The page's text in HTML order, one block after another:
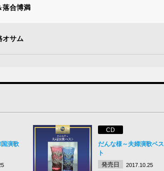
落合博満
オサム
演歌
CD
だんな様～夫婦演歌ベス
ト
発売日
2017.10.25